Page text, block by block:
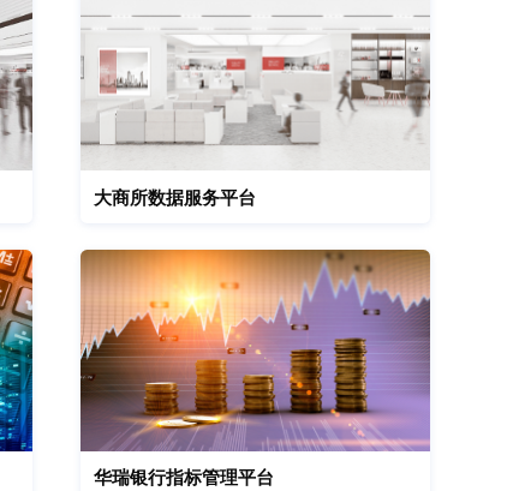
大商所数据服务平台
华瑞银行指标管理平台